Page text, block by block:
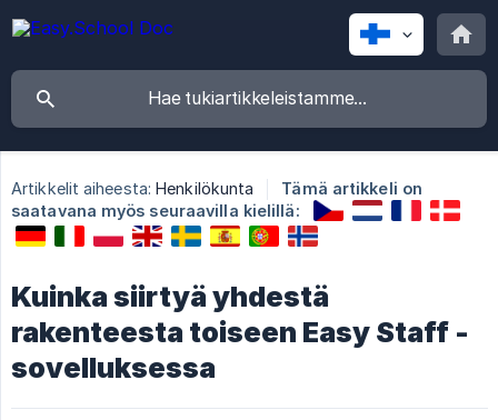
Artikkelit aiheesta: Henkilökunta
Tämä artikkeli on
saatavana myös seuraavilla kielillä:
Kuinka siirtyä yhdestä
rakenteesta toiseen Easy Staff -
sovelluksessa